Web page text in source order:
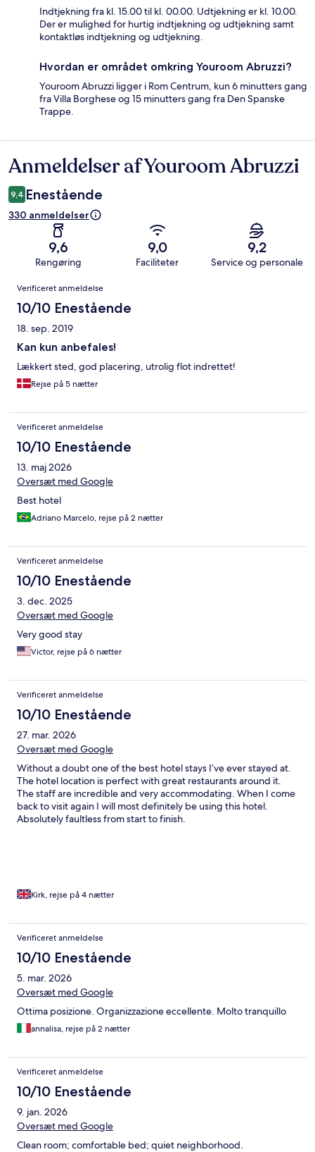
Indtjekning fra kl. 15.00 til kl. 00.00. Udtjekning er kl. 10.00.
Der er mulighed for hurtig indtjekning og udtjekning samt
kontaktløs indtjekning og udtjekning.
Hvordan er området omkring Youroom Abruzzi?
Youroom Abruzzi ligger i Rom Centrum, kun 6 minutters gang
fra Villa Borghese og 15 minutters gang fra Den Spanske
Trappe.
Anmeldelser
Anmeldelser af Youroom Abruzzi
9,4 Enestående
330 anmeldelser
9,6
Rengøring
9,0
Faciliteter
9,2
Service og personale
Anmeldelser
Verificeret anmeldelse
10/10 Enestående
18. sep. 2019
Kan kun anbefales!
Lækkert sted, god placering, utrolig flot indrettet!
Rejse på 5 nætter
Verificeret anmeldelse
10/10 Enestående
13. maj 2026
Oversæt med Google
Best hotel
Adriano Marcelo, rejse på 2 nætter
Verificeret anmeldelse
10/10 Enestående
3. dec. 2025
Oversæt med Google
Very good stay
Victor, rejse på 6 nætter
Verificeret anmeldelse
10/10 Enestående
27. mar. 2026
Oversæt med Google
Without a doubt one of the best hotel stays I’ve ever stayed at.
The hotel location is perfect with great restaurants around it.
The staff are incredible and very accommodating. When I come
back to visit again I will most definitely be using this hotel.
Absolutely faultless from start to finish.
Kirk, rejse på 4 nætter
Verificeret anmeldelse
10/10 Enestående
5. mar. 2026
Oversæt med Google
Ottima posizione. Organizzazione eccellente. Molto tranquillo
annalisa, rejse på 2 nætter
Verificeret anmeldelse
10/10 Enestående
9. jan. 2026
Oversæt med Google
Clean room; comfortable bed; quiet neighborhood.